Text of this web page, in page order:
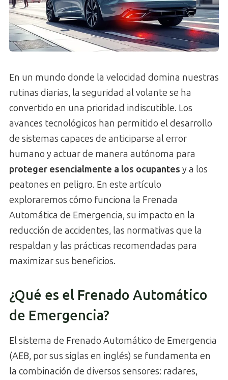
En un mundo donde la velocidad domina nuestras
rutinas diarias, la seguridad al volante se ha
convertido en una prioridad indiscutible. Los
avances tecnológicos han permitido el desarrollo
de sistemas capaces de anticiparse al error
humano y actuar de manera autónoma para
proteger esencialmente a los ocupantes y a los
peatones en peligro. En este artículo
exploraremos cómo funciona la Frenada
Automática de Emergencia, su impacto en la
reducción de accidentes, las normativas que la
respaldan y las prácticas recomendadas para
maximizar sus beneficios.
¿Qué es el Frenado Automático
de Emergencia?
El sistema de Frenado Automático de Emergencia
(AEB, por sus siglas en inglés) se fundamenta en
la combinación de diversos sensores: radares,